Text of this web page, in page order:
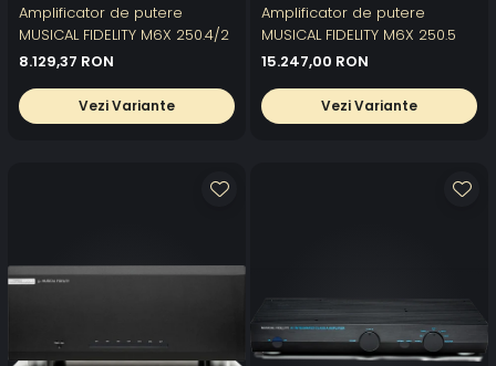
Amplificator de putere
MUSICAL FIDELITY M6X 250.4/2
8.129,37 RON
Vezi Variante
Amplificator de putere
MUSICAL FIDELITY M6X 250.5
15.247,00 RON
Vezi Variante